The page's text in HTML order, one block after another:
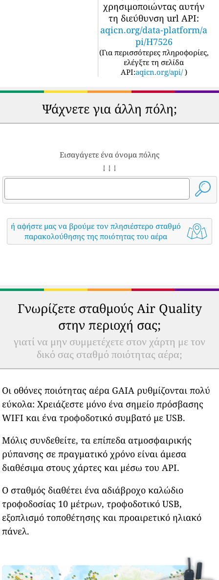
χρησιμοποιώντας αυτήν
τη διεύθυνση url API:
aqicn.org/data-platform/a
pi/H7526
(Για περισσότερες πληροφορίες,
ελέγξτε τη σελίδα
API:aqicn.org/api/ )
Ψάχνετε για άλλη πόλη;
Εισαγάγετε ένα όνομα πόλης
↓ ↓ ↓
ή αφήστε μας να βρούμε τον πλησιέστερο σταθμό
παρακολούθησης της ποιότητας του αέρα
Γνωρίζετε σταθμούς Air Quality
στην περιοχή σας;
γιατί να μην συμμετέχετε στον χάρτη με τον
δικό σας σταθμό ποιότητας αέρα;
Οι οθόνες ποιότητας αέρα GAIA ρυθμίζονται πολύ
εύκολα: Χρειάζεστε μόνο ένα σημείο πρόσβασης
WIFI και ένα τροφοδοτικό συμβατό με USB.
Μόλις συνδεθείτε, τα επίπεδα ατμοσφαιρικής
ρύπανσης σε πραγματικό χρόνο είναι άμεσα
διαθέσιμα στους χάρτες και μέσω του API.
Ο σταθμός διαθέτει ένα αδιάβροχο καλώδιο
τροφοδοσίας 10 μέτρων, τροφοδοτικό USB,
εξοπλισμό τοποθέτησης και προαιρετικό ηλιακό
πάνελ.